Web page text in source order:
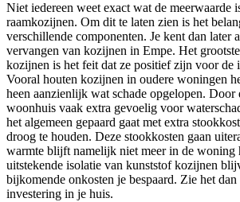
Niet iedereen weet exact wat de meerwaarde
raamkozijnen. Om dit te laten zien is het
verschillende componenten. Je kent dan later
vervangen van kozijnen in Empe. Het
kozijnen is het feit dat ze positief zijn voor de
Vooral houten kozijnen in oudere woningen
heen aanzienlijk wat schade opgelopen. Door
woonhuis vaak extra gevoelig voor
het algemeen gepaard gaat met extra
droog te houden. Deze stookkosten gaan
warmte blijft namelijk niet meer in de woning
uitstekende isolatie van kunststof kozijnen
bijkomende onkosten je bespaard. Zie het dan
investering in je huis.